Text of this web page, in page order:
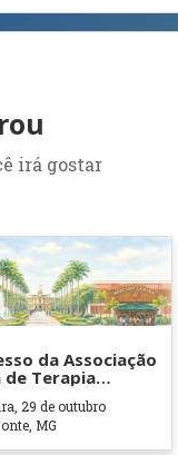
irá gostar
da Associação
de Terapia
em Contextos
e Cuidados
ATOHOSP
29 de outubro
MG